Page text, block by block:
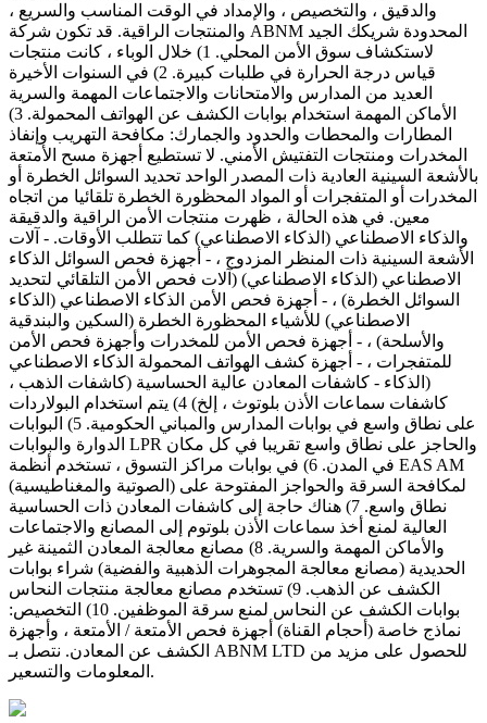
والدقيق ، والتخصيص ، والإمداد في الوقت المناسب والسريع ،
والمنتجات الراقية. قد تكون شركة ABNM المحدودة شريكك الجيد
لاستكشاف سوق الأمن المحلي. 1) خلال الوباء ، كانت منتجات
قياس درجة الحرارة في طلبات كبيرة. 2) في السنوات الأخيرة
العديد من المدارس والامتحانات والاجتماعات المهمة والسرية
الأماكن المهمة استخدام بوابات الكشف عن الهواتف المحمولة. 3)
المطارات والمحطات والحدود والجمارك: مكافحة التهريب وإنفاذ
المخدرات ومنتجات التفتيش الأمني. لا تستطيع أجهزة مسح الأمتعة
بالأشعة السينية العادية ذات المصدر الواحد تحديد السوائل الخطرة أو
المخدرات أو المتفجرات أو المواد المحظورة الخطرة تلقائيا من اتجاه
معين. في هذه الحالة ، ظهرت منتجات الأمن الراقية والدقيقة
والذكاء الاصطناعي (الذكاء الاصطناعي) كما تتطلب الأوقات. - آلات
الأشعة السينية ذات المنظر المزدوج ، - أجهزة فحص السوائل الذكاء
الاصطناعي (الذكاء الاصطناعي) (آلات فحص الأمن التلقائي لتحديد
السوائل الخطرة) ، - أجهزة فحص الأمن الذكاء الاصطناعي (الذكاء
الاصطناعي) للأشياء المحظورة الخطرة (السكين والبندقية
والأسلحة) ، - أجهزة فحص الأمن للمخدرات وأجهزة فحص الأمن
للمتفجرات ، - أجهزة كشف الهواتف المحمولة الذكاء الاصطناعي
(الذكاء - كاشفات المعادن عالية الحساسية (كاشفات الذهب ،
كاشفات سماعات الأذن بلوتوث ، إلخ) 4) يتم استخدام البولاردات
على نطاق واسع في بوابات المدارس والمباني الحكومية. 5) البوابات
الدوارة والبوابات LPR والحاجز على نطاق واسع تقريبا في كل مكان
في المدن. 6) في بوابات مراكز التسوق ، تستخدم أنظمة EAS AM
(الصوتية والمغناطيسية) لمكافحة السرقة والحواجز المفتوحة على
نطاق واسع. 7) هناك حاجة إلى كاشفات المعادن ذات الحساسية
العالية لمنع أخذ سماعات الأذن بلوتوم إلى المصانع والاجتماعات
والأماكن المهمة والسرية. 8) مصانع معالجة المعادن الثمينة غير
الحديدية (مصانع معالجة المجوهرات الذهبية والفضية) شراء بوابات
الكشف عن الذهب. 9) تستخدم مصانع معالجة منتجات النحاس
بوابات الكشف عن النحاس لمنع سرقة الموظفين. 10) التخصيص:
نماذج خاصة (أحجام القناة) أجهزة فحص الأمتعة / الأمتعة ، وأجهزة
الكشف عن المعادن. نتصل بـ ABNM LTD للحصول على مزيد من
المعلومات والتسعير.